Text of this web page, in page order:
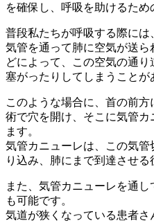
を確保し、呼吸を助けるため
普段私たちが呼吸する際には
気管を通って肺に空気が送
どによって、この空気の通り
塞がったりしてしまうことが
このような場合に、首の前方
術で穴を開け、そこに気管
ます。
気管カニューレは、この気
り込み、肺にまで到達させる
また、気管カニューレを通し
も可能です。
気道が狭くなっている患者